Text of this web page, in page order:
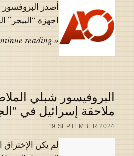
أصدر
اجهزة “البيجر”
reading »
البروفيسور شبلي
ملاحقة إسرائيل في
19 SEPTEMBER 2024
لم يكن الإختراق